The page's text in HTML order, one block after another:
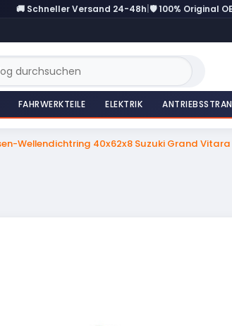
🚚 Schneller Versand 24-48h 🛡️ 100% Original
FAHRWERKTEILE ELEKTRIK
Wellendichtring 40x62x8 Suzuki Grand